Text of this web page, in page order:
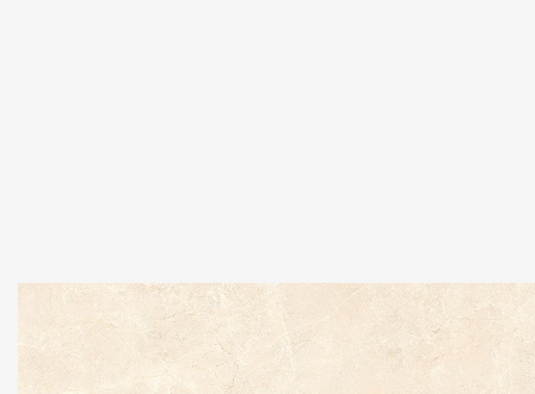
Portal do cliente